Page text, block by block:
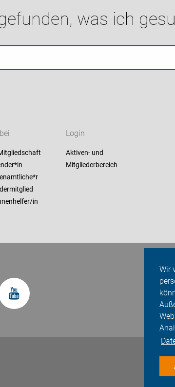
Wir
was ich
in
Login
Aktiven- und
Mitgliederbereich